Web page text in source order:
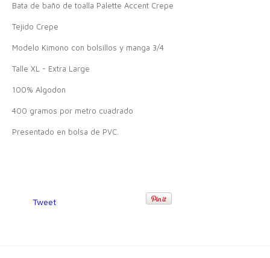
Bata de baño de toalla Palette Accent Crepe
Tejido Crepe
Modelo Kimono con bolsillos y manga 3/4
Talle XL - Extra Large
100% Algodon
400 gramos por metro cuadrado
Presentado en bolsa de PVC.
Tweet